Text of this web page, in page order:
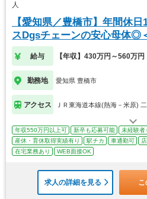
人
【愛知県／豊橋市】年間休
スDgsチェーンの安心母体◎
給与 【年収】430万円～560万円
勤務地 愛知県 豊橋市
アクセス ＪＲ東海道本線(熱海－米原)
年収550万円以上可 新卒も応募可能 未経験者
産休・育休取得実績有り
駅チカ 車通勤可
在宅業務あり
WEB面接OK
求人の詳細を見る こ